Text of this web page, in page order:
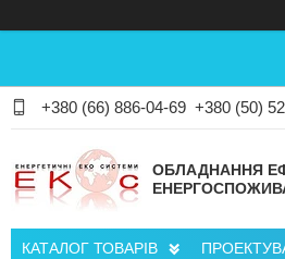
+380 (66) 886-04-69 +380 (50)
ОБЛАДНАННЯ
КАТАЛОГ ТОВАРІВ